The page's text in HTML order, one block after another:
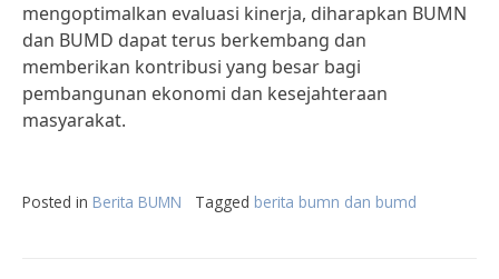
mengoptimalkan evaluasi kinerja, diharapkan BUMN
dan BUMD dapat terus berkembang dan
memberikan kontribusi yang besar bagi
pembangunan ekonomi dan kesejahteraan
masyarakat.
Posted in Berita BUMN Tagged berita bumn dan bumd